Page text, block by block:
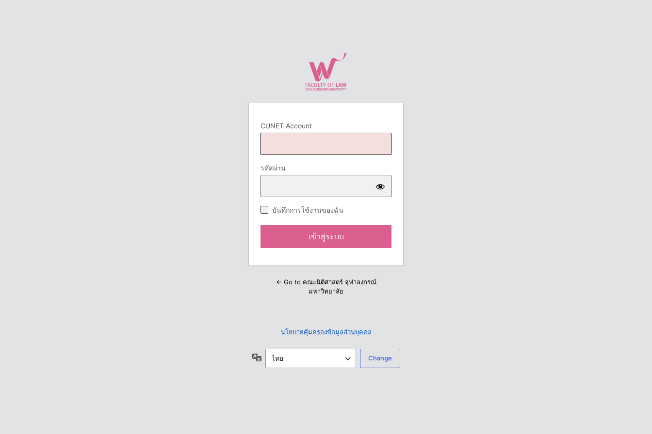
CUNET Account
รหัสผ่าน
บันทึกการใช้งานของฉัน
← Go to คณะนิติศาสตร์ จุฬาลงกรณ์
มหาวิทยาลัย
นโยบายคุ้มครองข้อมูลส่วนบุคคล
ภาษา